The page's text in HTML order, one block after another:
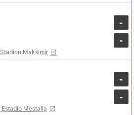
-
-
Stadion Maksimir
-
-
Estadio Mestalla